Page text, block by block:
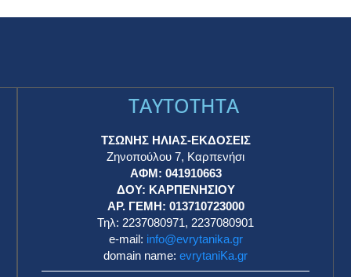
TAYTOTHTA
ΤΣΩΝΗΣ ΗΛΙΑΣ-ΕΚΔΟΣΕΙΣ
Ζηνοπούλου 7, Καρπενήσι
ΑΦΜ: 041910663
ΔΟΥ: ΚΑΡΠΕΝΗΣΙΟΥ
ΑΡ. ΓΕΜΗ: 013710723000
Τηλ: 2237080971, 2237080901
e-mail: info@evrytanika.gr
domain name: evrytaniKa.gr